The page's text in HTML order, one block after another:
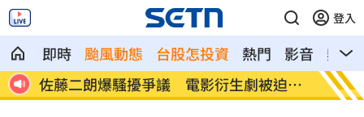
登入
即時 颱風動態 台股怎投資 熱門 影音
熱搜
忐
佐藤二朗爆騷擾爭議 電影衍生劇被迫喊
停
蜂蜜